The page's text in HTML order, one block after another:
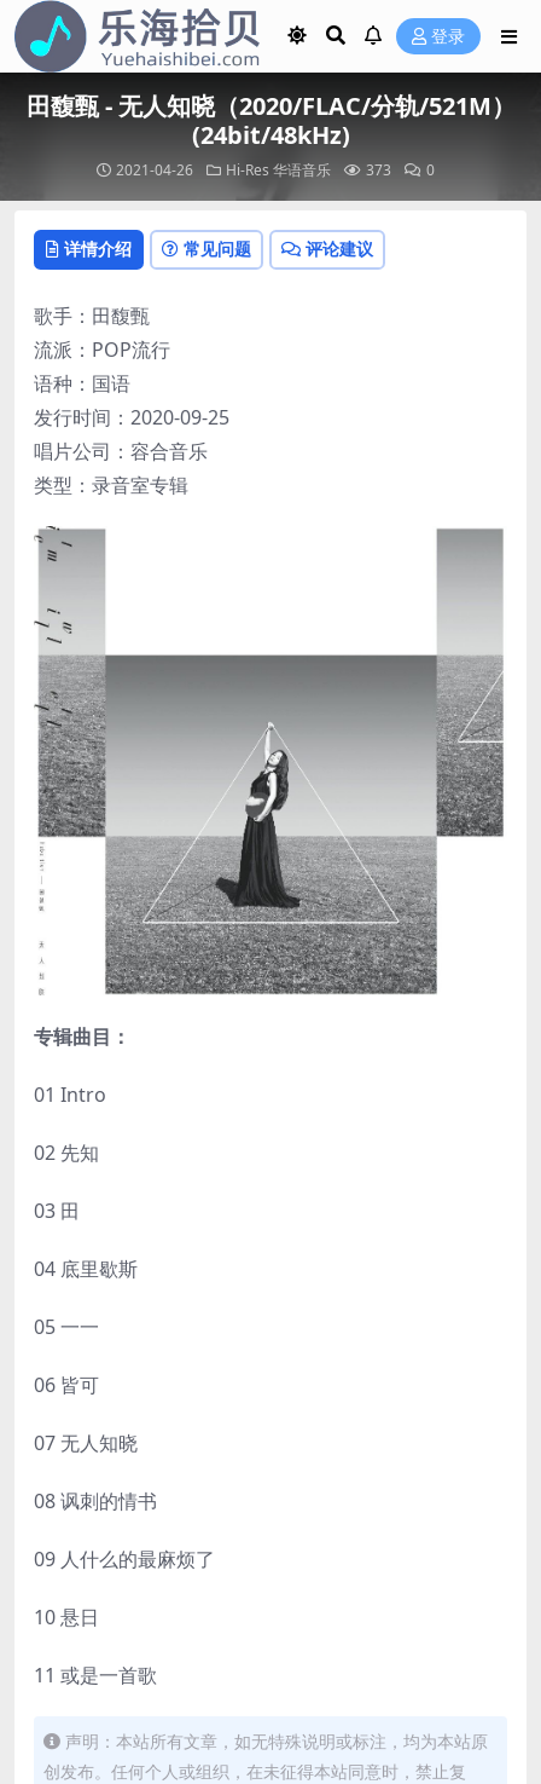
登录
田馥甄 - 无人知晓（2020/FLAC/分轨/521M）
(24bit/48kHz)
2021-04-26 Hi-Res 华语音乐 373 0
详情介绍 常见问题 评论建议
歌手：田馥甄
流派：POP流行
语种：国语
发行时间：2020-09-25
唱片公司：容合音乐
类型：录音室专辑
专辑曲目：
01 Intro
02 先知
03 田
04 底里歇斯
05 一一
06 皆可
07 无人知晓
08 讽刺的情书
09 人什么的最麻烦了
10 悬日
11 或是一首歌
声明：本站所有文章，如无特殊说明或标注，均为本站原
创发布。任何个人或组织，在未征得本站同意时，禁止复